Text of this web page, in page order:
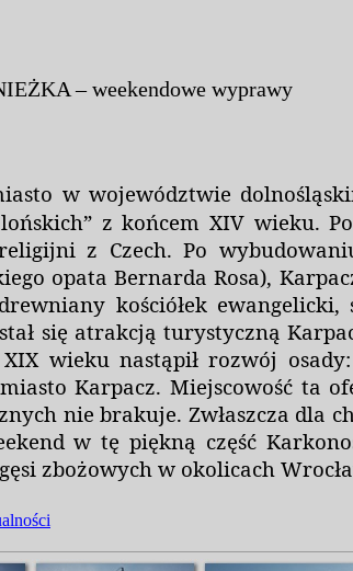
– weekendowe wyprawy
w województwie
z końcem XIV wieku.
z Czech. Po
opata Bernarda Rosa),
kościółek
się atrakcją turystyczną
wieku nastąpił rozwój
Karpacz. Miejscowość ta
nie brakuje. Zwłaszcza dla
w tę piękną część
zbożowych w okolicach